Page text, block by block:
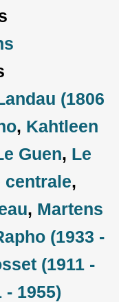
(1806
, Kahtleen
Guen, Le
centrale,
, Martens
(1933 -
(1911 -
- 1955)